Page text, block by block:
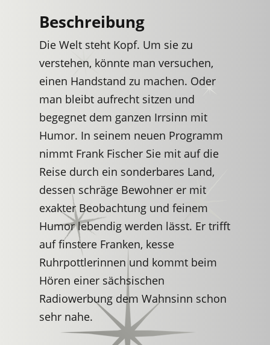
Beschreibung
Die Welt steht Kopf. Um sie zu
verstehen, könnte man versuchen,
einen Handstand zu machen. Oder
man bleibt aufrecht sitzen und
begegnet dem ganzen Irrsinn mit
Humor. In seinem neuen Programm
nimmt Frank Fischer Sie mit auf die
Reise durch ein sonderbares Land,
dessen schräge Bewohner er mit
exakter Beobachtung und feinem
Humor lebendig werden lässt. Er trifft
auf finstere Franken, kesse
Ruhrpottlerinnen und kommt beim
Hören einer sächsischen
Radiowerbung dem Wahnsinn schon
sehr nahe.